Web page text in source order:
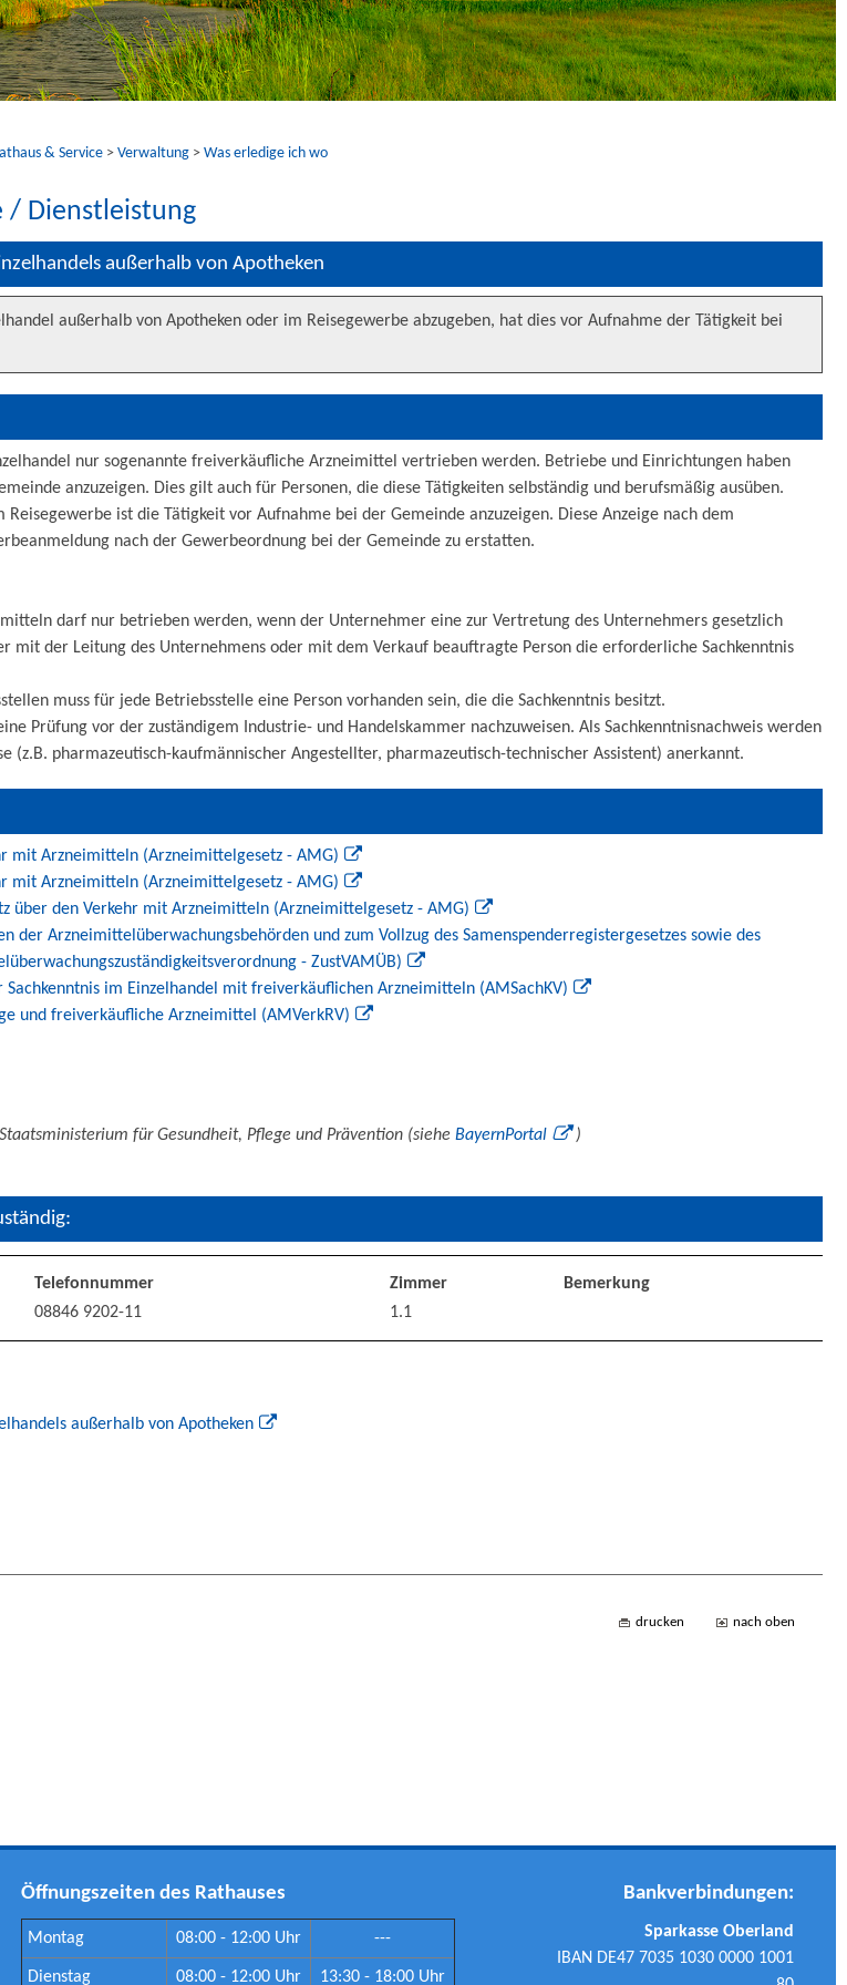
& Service > Verwaltung > Was erledige ich wo
/ Dienstleistung
außerhalb von Apotheken
außerhalb von Apotheken oder im Reisegewerbe abzugeben, hat dies vor Aufnahme der Tätigkeit bei
nur sogenannte freiverkäufliche Arzneimittel vertrieben werden. Betriebe und Einrichtungen haben
anzuzeigen. Dies gilt auch für Personen, die diese Tätigkeiten selbständig und berufsmäßig ausüben.
ist die Tätigkeit vor Aufnahme bei der Gemeinde anzuzeigen. Diese Anzeige nach dem
nach der Gewerbeordnung bei der Gemeinde zu erstatten.
darf nur betrieben werden, wenn der Unternehmer eine zur Vertretung des Unternehmers gesetzlich
mit der Leitung des Unternehmens oder mit dem Verkauf beauftragte Person die erforderliche Sachkenntnis
muss für jede Betriebsstelle eine Person vorhanden sein, die die Sachkenntnis besitzt.
Prüfung vor der zuständigem Industrie- und Handelskammer nachzuweisen. Als Sachkenntnisnachweis werden
(z.B. pharmazeutisch-kaufmännischer Angestellter, pharmazeutisch-technischer Assistent) anerkannt.
mit Arzneimitteln (Arzneimittelgesetz - AMG)
mit Arzneimitteln (Arzneimittelgesetz - AMG)
über den Verkehr mit Arzneimitteln (Arzneimittelgesetz - AMG)
der Arzneimittelüberwachungsbehörden und zum Vollzug des Samenspenderregistergesetzes sowie des
- ZustVAMÜB)
im Einzelhandel mit freiverkäuflichen Arzneimitteln (AMSachKV)
und freiverkäufliche Arzneimittel (AMVerkRV)
für Gesundheit, Pflege und Prävention (siehe BayernPortal )
Telefonnummer Zimmer
Bemerkung
08846 9202-11 1.1
außerhalb von Apotheken
drucken nach oben
Öffnungszeiten des Rathauses
Montag 08:00 - 12:00 Uhr ---
Dienstag 08:00 - 12:00 Uhr 13:30 - 18:00 Uhr
Bankverbindungen:
Sparkasse Oberland
IBAN DE47 7035 1030 0000 1001